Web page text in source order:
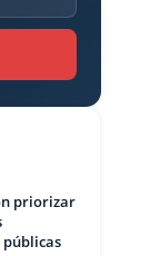
priorizar
públicas